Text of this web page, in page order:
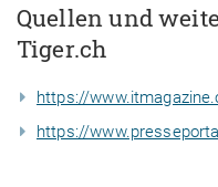
Quellen und
Tiger.ch
https://
https://